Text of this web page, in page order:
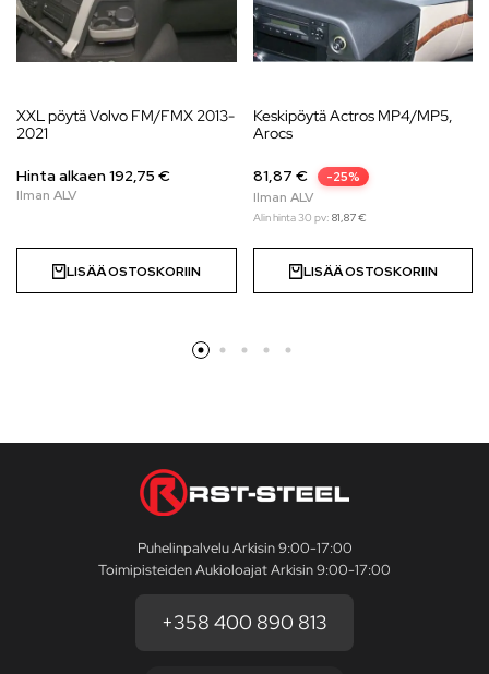
XXL pöytä Volvo FM/FMX 2013-
2021
Hinta alkaen 192,75 €
LISÄÄ OSTOSKORIIN
Keskipöytä Actros MP4/MP5,
Arocs
81,87 € -25%
Alin hinta 30 pv: 81,87€
LISÄÄ OSTOSKORIIN
Puhelinpalvelu Arkisin 9:00-17:00
Toimipisteiden Aukioloajat Arkisin 9:00-17:00
+358 400 890 813